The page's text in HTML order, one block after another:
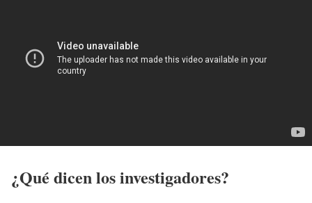
¿Qué dicen los investigadores?